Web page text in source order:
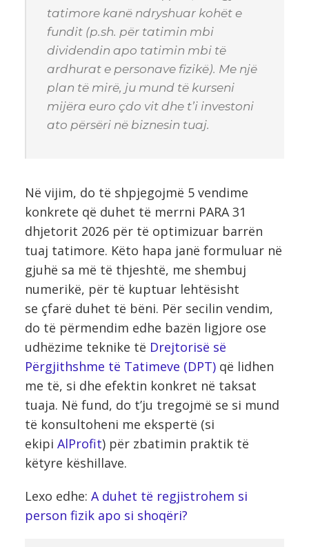
tatimore kanë ndryshuar kohët e
fundit (p.sh. për tatimin mbi
dividendin apo tatimin mbi të
ardhurat e personave fizikë). Me një
plan të mirë, ju mund të kurseni
mijëra euro çdo vit dhe t’i investoni
ato përsëri në biznesin tuaj.
Në vijim, do të shpjegojmë 5 vendime
konkrete që duhet të merrni PARA 31
dhjetorit 2026 për të optimizuar barrën
tuaj tatimore. Këto hapa janë formuluar në
gjuhë sa më të thjeshtë, me shembuj
numerikë, për të kuptuar lehtësisht
se çfarë duhet të bëni. Për secilin vendim,
do të përmendim edhe bazën ligjore ose
udhëzime teknike të Drejtorisë së
Përgjithshme të Tatimeve (DPT) që lidhen
me të, si dhe efektin konkret në taksat
tuaja. Në fund, do t’ju tregojmë se si mund
të konsultoheni me ekspertë (si
ekipi AlProfit) për zbatimin praktik të
këtyre këshillave.
Lexo edhe: A duhet të regjistrohem si
person fizik apo si shoqëri?